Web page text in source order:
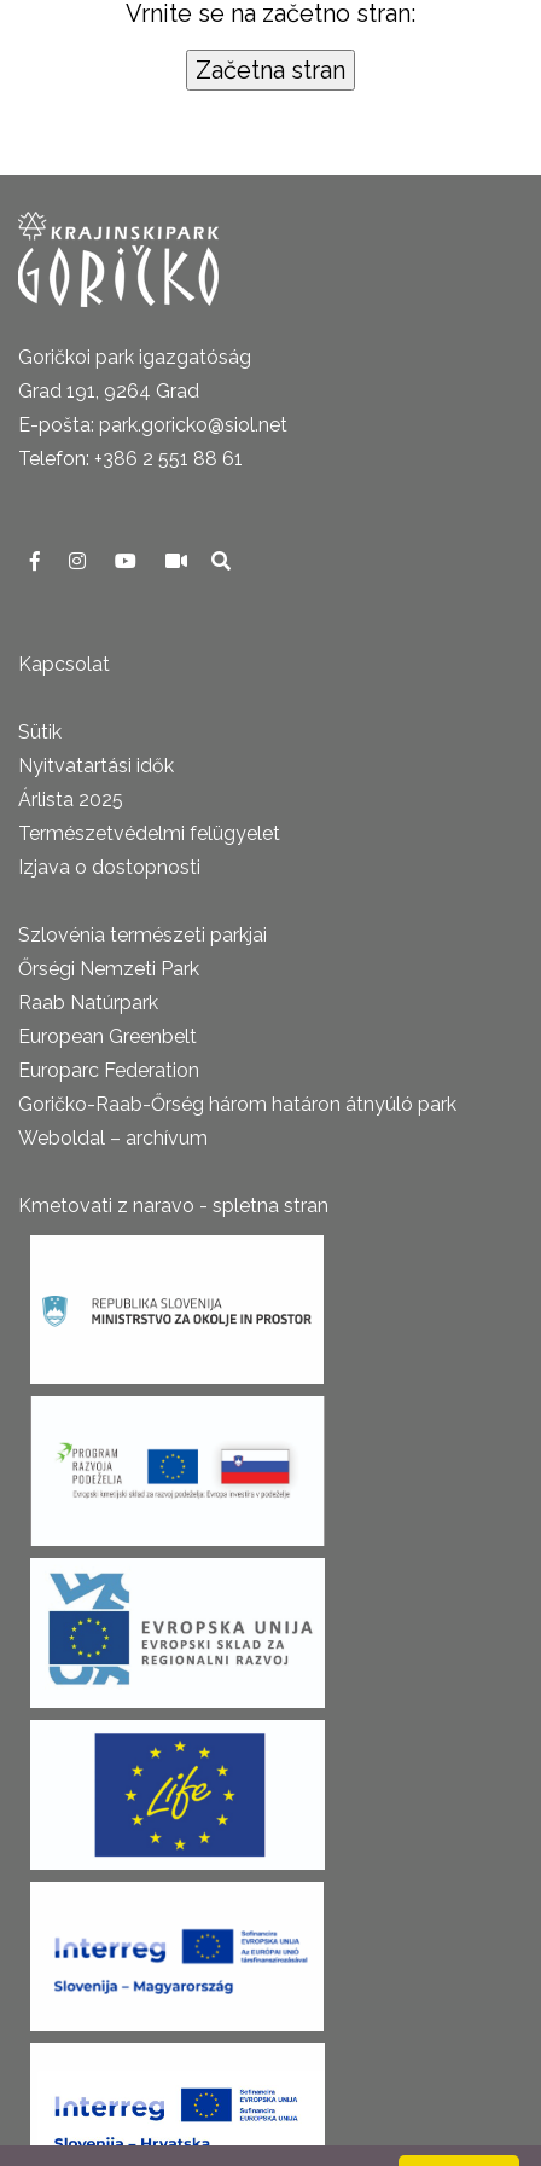
Vrnite se na začetno stran:
Goričkoi park igazgatóság
Grad 191, 9264 Grad
E-pošta: park.goricko@siol.net
Telefon: +386 2 551 88 61
Kapcsolat
Sütik
Nyitvatartási idők
Árlista 2025
Természetvédelmi felügyelet
Izjava o dostopnosti
Szlovénia természeti parkjai
Őrségi Nemzeti Park
Raab Natúrpark
European Greenbelt
Europarc Federation
Goričko-Raab-Őrség három határon átnyúló park
Weboldal – archívum
Kmetovati z naravo - spletna stran